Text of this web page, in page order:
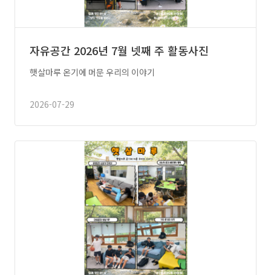
자유공간 2026년 7월 넷째 주 활동사진
햇살마루 온기에 머문 우리의 이야기
2026-07-29